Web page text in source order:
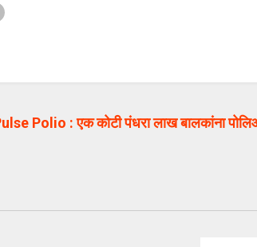
Polio : एक कोटी पंधरा लाख बालकांना